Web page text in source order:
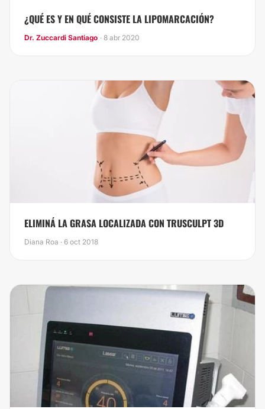
¿QUÉ ES Y EN QUÉ CONSISTE LA LIPOMARCACIÓN?
Dr. Zuccardi Santiago · 8 abr 2020
ELIMINÁ LA GRASA LOCALIZADA CON TRUSCULPT 3D
Diana Roa · 6 oct 2018